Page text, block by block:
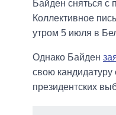
Байден сняться с
Коллективное
утром 5 июля в
Однако Байден
свою
президентских